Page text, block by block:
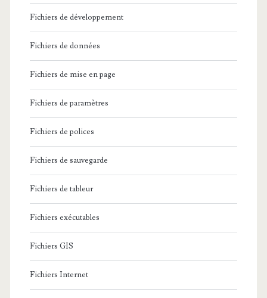
Fichiers de développement
Fichiers de données
Fichiers de mise en page
Fichiers de paramètres
Fichiers de polices
Fichiers de sauvegarde
Fichiers de tableur
Fichiers exécutables
Fichiers GIS
Fichiers Internet